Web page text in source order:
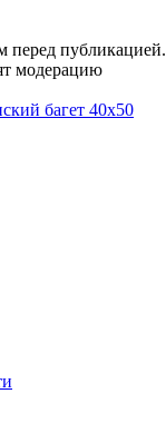
перед публикацией.
модерацию
багет 40х50